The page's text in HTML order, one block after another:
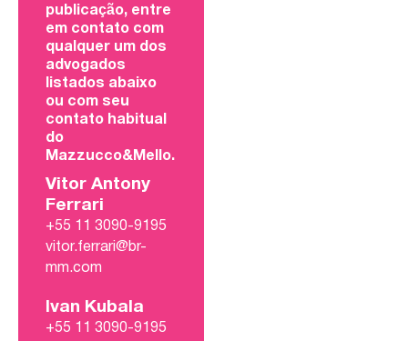
publicação, entre
em contato com
qualquer um dos
advogados
listados abaixo
ou com seu
contato habitual
do
Mazzucco&Mello.
Vitor Antony
Ferrari
+55 11 3090-9195
vitor.ferrari@br-
mm.com
Ivan Kubala
+55 11 3090-9195